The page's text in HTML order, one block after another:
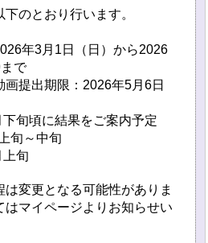
のとおり行います。
年3月1日（日）から2026
で
提出期限：2026年5月6日
旬頃に結果をご案内予定
旬～中旬
旬
変更となる可能性がありま
はマイページよりお知らせい